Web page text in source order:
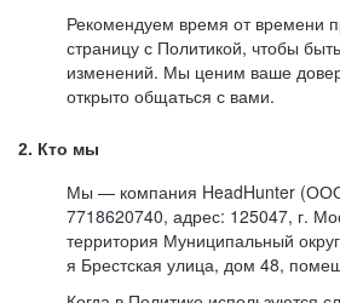
Рекомендуем время от времени
страницу с Политикой, чтобы
изменений. Мы ценим ваше
открыто общаться с вами.
2. Кто мы
Мы — компания HeadHunter
7718620740, адрес: 125047, г.
территория Муниципальный
я Брестская улица, дом 48,